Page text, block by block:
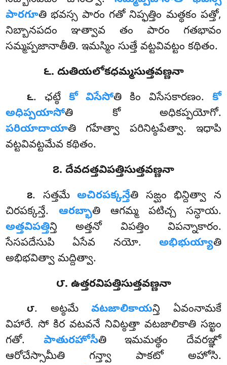
పారగూతి భవస్స పారం గతో నిప్ఫత్తిం మత్థకం పత్తో,
నిబ్బానపదం ఞత్వావ తం పారం గతభావం
సమ్మప్పజానాతీతి. ఇమస్మిం సుత్తే వట్టవివట్టం కథితం.
౬. దుతియలోకధమ్మసుత్తవణ్ణనా
౬. ఛట్ఠే కో విసేసోతి కిం విసేసకారణం. కో
అధిప్పయాసోతి కో అధికప్పయోగో.
పరియాదాయాతి గహేత్వా పరినిట్ఠపేత్వా. ఇధాపి
వట్టవివట్టమేవ కథితం.
౭. దేవదత్తవిపత్తిసుత్తవణ్ణనా
౭. సత్తమేఅచిరపక్కన్తేతి సఙ్ఘం భిన్దిత్వా న
చిరపక్కన్తే.ఆరబ్భాతి ఆగమ్మ పటిచ్చ సన్ధాయ.
అత్తవిపత్తిన్తి అత్తనో విపత్తిం విపన్నాకారం.
సేసపదేసుపి ఏసేవ నయో. అభిభుయ్యాతి
అభిభవిత్వా మద్దిత్వా.
౮. ఉత్తరవిపత్తిసుత్తవణ్ణనా
౮. అట్ఠమేవటజాలికాయన్తి ఏవంనామకే
విహారే. సో కిర వటవనే నివిట్ఠత్తా వటజాలికాతి సఙ్ఖం
గతో. పాతురహోసీతి ఇమమత్థం దేవరఞ్ఞో
ఆరోచేస్సామీతి గన్త్వా పాకటో అహోసి.